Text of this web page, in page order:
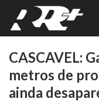
CASCAVEL:
metros de
ainda